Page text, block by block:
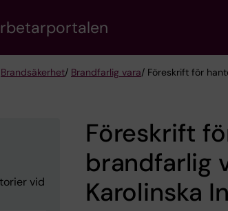
Brandsäkerhet/ Brandfarlig vara/ Föreskrift för
vid
Föreskrift
brandfarlig
Karolinska